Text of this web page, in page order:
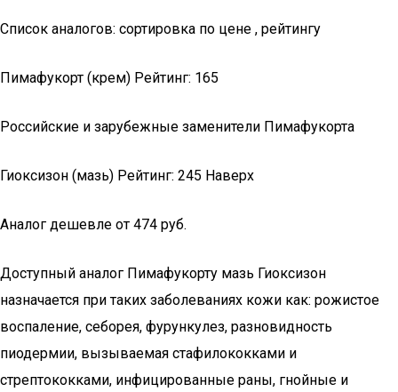
Список аналогов: сортировка по цене , рейтингу
Пимафукорт (крем) Рейтинг: 165
Российские и зарубежные заменители Пимафукорта
Гиоксизон (мазь) Рейтинг: 245 Наверх
Аналог дешевле от 474 руб.
Доступный аналог Пимафукорту мазь Гиоксизон
назначается при таких заболеваниях кожи как: рожистое
воспаление, себорея, фурункулез, разновидность
пиодермии, вызываемая стафилококками и
стрептококками, инфицированные раны, гнойные и